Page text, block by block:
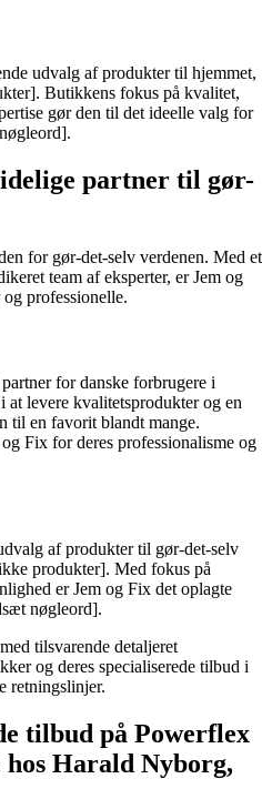
udvalg af produkter til hjemmet,
Butikkens fokus på kvalitet,
gør den til det ideelle valg for
partner til gør-
for gør-det-selv verdenen. Med et
team af eksperter, er Jem og
professionelle.
for danske forbrugere i
at levere kvalitetsprodukter og en
til en favorit blandt mange.
Fix for deres professionalisme og
af produkter til gør-det-selv
produkter]. Med fokus på
er Jem og Fix det oplagte
nøgleord].
tilsvarende detaljeret
og deres specialiserede tilbud i
retningslinjer.
tilbud på Powerflex
hos Harald Nyborg,